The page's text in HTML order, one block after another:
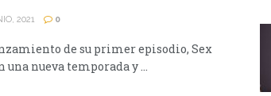
2021 0
de su primer episodio, Sex
nueva temporada y ...